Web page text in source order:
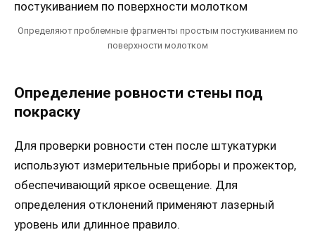
Определяют проблемные фрагменты простым постукиванием по
поверхности молотком
Определение ровности стены под
покраску
Для проверки ровности стен после штукатурки
используют измерительные приборы и прожектор,
обеспечивающий яркое освещение. Для
определения отклонений применяют лазерный
уровень или длинное правило.